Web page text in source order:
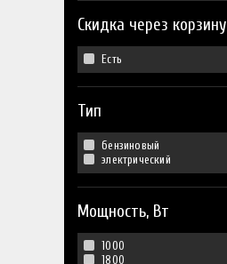
Скидка через корзину
Есть
Тип
бензиновый
электрический
Мощность, Вт
1000
1800